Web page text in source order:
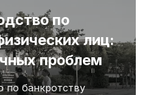
по
лиц:
проблем
по банкротству